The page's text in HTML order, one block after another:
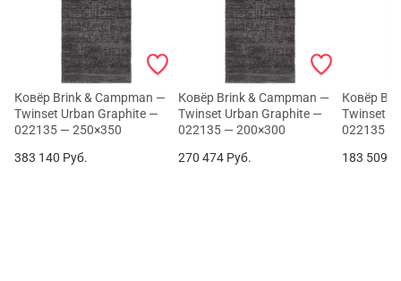
Ковёр Brink & Campman —
Twinset Urban Graphite —
022135 — 250×350
383 140 Руб.
Ковёр Brink & Campman —
Twinset Urban Graphite —
022135 — 200×300
270 474 Руб.
Ковёр
Twinset
022135 —
183 509